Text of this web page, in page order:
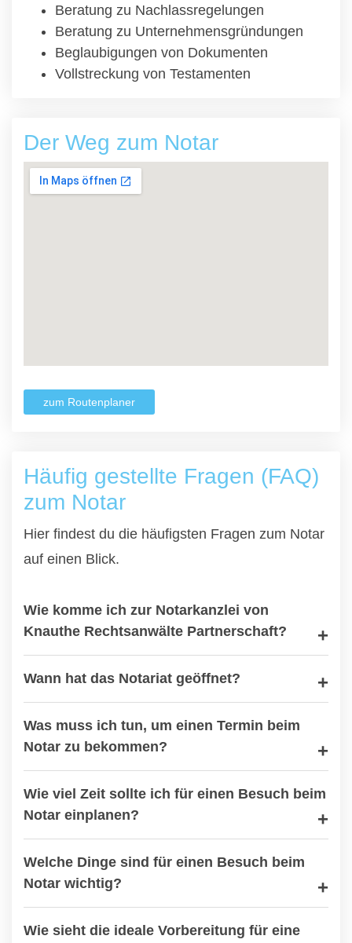
Beratung zu Nachlassregelungen
Beratung zu Unternehmensgründungen
Beglaubigungen von Dokumenten
Vollstreckung von Testamenten
Der Weg zum Notar
zum Routenplaner
Häufig gestellte Fragen (FAQ)
zum Notar
Hier findest du die häufigsten Fragen zum Notar
auf einen Blick.
Wie komme ich zur Notarkanzlei von
Knauthe Rechtsanwälte Partnerschaft?
Wann hat das Notariat geöffnet?
Was muss ich tun, um einen Termin beim
Notar zu bekommen?
Wie viel Zeit sollte ich für einen Besuch beim
Notar einplanen?
Welche Dinge sind für einen Besuch beim
Notar wichtig?
Wie sieht die ideale Vorbereitung für eine